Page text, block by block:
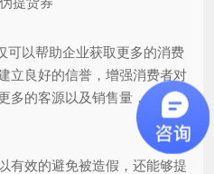
以帮助企业获取更多的消费
立良好的信誉，增强消费者对
多的客源以及销售量，让企业
效的避免被造假，还能够提